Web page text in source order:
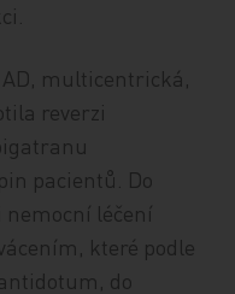
AD, multicentrická,
reverzi
pacientů. Do
léčení
které podle
do